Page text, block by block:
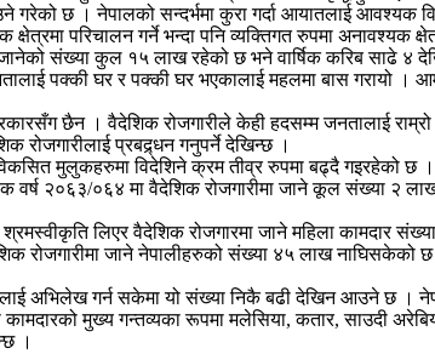
गरेको छ । नेपालको सन्दर्भमा कुरा गर्दा आयातलाई आवश्यक
परिचालन गर्ने भन्दा पनि व्यक्तिगत रुपमा अनावश्यक
संख्या कुल १५ लाख रहेको छ भने वार्षिक करिब साढे ४
पक्की घर र पक्की घर भएकालाई महलमा बास गरायो । आम
छैन । वैदेशिक रोजगारीले केही हदसम्म जनतालाई राम्रो
रोजगारीलाई प्रबद्र्धन गनुपर्ने देखिन्छ ।
मुलुकहरुमा विदेशिने क्रम तीव्र रुपमा बढ्दै गइरहेको
वर्ष २०६३/०६४ मा वैदेशिक रोजगारीमा जाने कूल संख्या २
लिएर वैदेशिक रोजगारमा जाने महिला कामदार
जाने नेपालीहरुको संख्या ४५ लाख नाघिसकेको छ
अभिलेख गर्न सकेमा यो संख्या निकै बढी देखिन आउने छ
मुख्य गन्तव्यका रूपमा मलेसिया, कतार, साउदी
।